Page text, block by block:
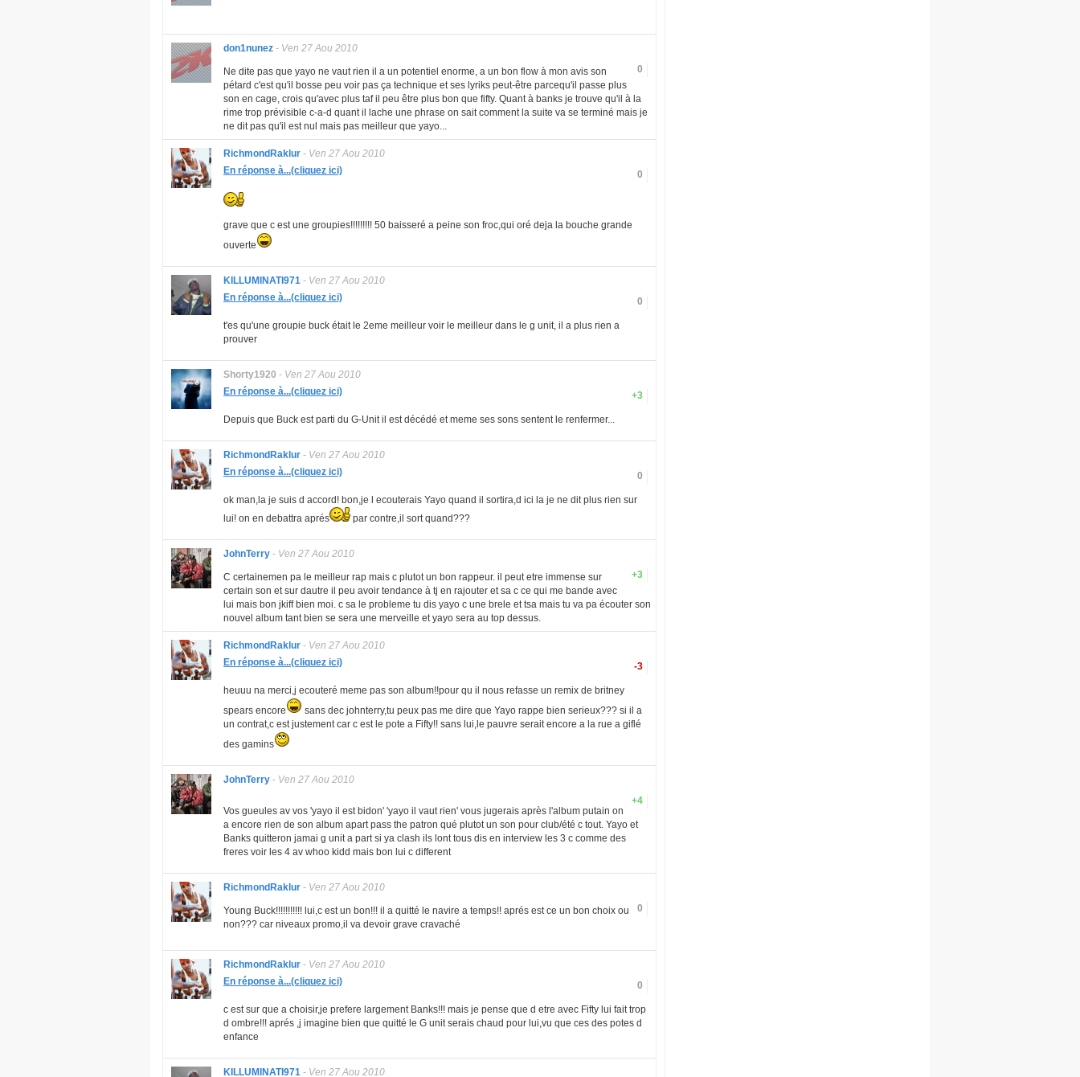
don1nunez - Ven 27 Aou 2010
0
Ne dite pas que yayo ne vaut rien il a un potentiel enorme, a un bon flow à mon avis son
pétard c'est qu'il bosse peu voir pas ça technique et ses lyriks peut-être parcequ'il passe plus
son en cage, crois qu'avec plus taf il peu être plus bon que fifty. Quant à banks je trouve qu'il à la
rime trop prévisible c-a-d quant il lache une phrase on sait comment la suite va se terminé mais je
ne dit pas qu'il est nul mais pas meilleur que yayo...
RichmondRaklur - Ven 27 Aou 2010
0
En réponse à...(cliquez ici)
grave que c est une groupies!!!!!!!!! 50 baisseré a peine son froc,qui oré deja la bouche grande
ouverte
KILLUMINATI971 - Ven 27 Aou 2010
0
En réponse à...(cliquez ici)
t'es qu'une groupie buck était le 2eme meilleur voir le meilleur dans le g unit, il a plus rien a
prouver
Shorty1920 - Ven 27 Aou 2010
+3
En réponse à...(cliquez ici)
Depuis que Buck est parti du G-Unit il est décédé et meme ses sons sentent le renfermer...
RichmondRaklur - Ven 27 Aou 2010
0
En réponse à...(cliquez ici)
ok man,la je suis d accord! bon,je l ecouterais Yayo quand il sortira,d ici la je ne dit plus rien sur
lui! on en debattra aprés
par contre,il sort quand???
JohnTerry - Ven 27 Aou 2010
+3
C certainemen pa le meilleur rap mais c plutot un bon rappeur. il peut etre immense sur
certain son et sur dautre il peu avoir tendance à tj en rajouter et sa c ce qui me bande avec
lui mais bon jkiff bien moi. c sa le probleme tu dis yayo c une brele et tsa mais tu va pa écouter son
nouvel album tant bien se sera une merveille et yayo sera au top dessus.
RichmondRaklur - Ven 27 Aou 2010
-3
En réponse à...(cliquez ici)
heuuu na merci,j ecouteré meme pas son album!!pour qu il nous refasse un remix de britney
spears encore
sans dec johnterry,tu peux pas me dire que Yayo rappe bien serieux??? si il a
un contrat,c est justement car c est le pote a Fifty!! sans lui,le pauvre serait encore a la rue a giflé
des gamins
JohnTerry - Ven 27 Aou 2010
+4
Vos gueules av vos 'yayo il est bidon' 'yayo il vaut rien' vous jugerais après l'album putain on
a encore rien de son album apart pass the patron qué plutot un son pour club/été c tout. Yayo et
Banks quitteron jamai g unit a part si ya clash ils lont tous dis en interview les 3 c comme des
freres voir les 4 av whoo kidd mais bon lui c different
RichmondRaklur - Ven 27 Aou 2010
0
Young Buck!!!!!!!!!!! lui,c est un bon!!! il a quitté le navire a temps!! aprés est ce un bon choix ou
non??? car niveaux promo,il va devoir grave cravaché
RichmondRaklur - Ven 27 Aou 2010
0
En réponse à...(cliquez ici)
c est sur que a choisir,je prefere largement Banks!!! mais je pense que d etre avec Fifty lui fait trop
d ombre!!! aprés ,j imagine bien que quitté le G unit serais chaud pour lui,vu que ces des potes d
enfance
KILLUMINATI971 - Ven 27 Aou 2010